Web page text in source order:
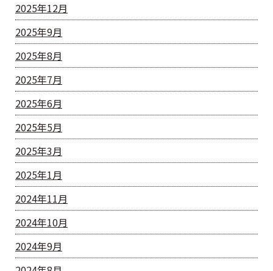
2025年12月
2025年9月
2025年8月
2025年7月
2025年6月
2025年5月
2025年3月
2025年1月
2024年11月
2024年10月
2024年9月